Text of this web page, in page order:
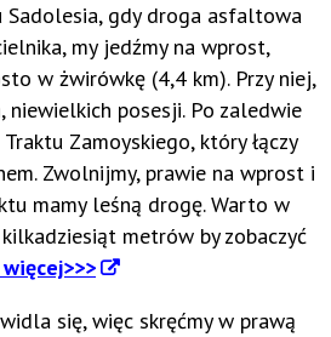
Sadolesia, gdy droga asfaltowa
my jedźmy na wprost,
w żwirówkę (4,4 km). Przy niej,
niewielkich posesji. Po zaledwie
Zamoyskiego, który łączy
Zwolnijmy, prawie na wprost i
mamy leśną drogę. Warto w
metrów by zobaczyć
się, więc skręćmy w prawą